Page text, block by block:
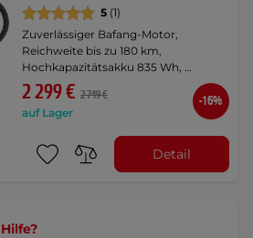
5 (1)
Zuverlässiger Bafang-Motor,
Reichweite bis zu 180 km,
Hochkapazitätsakku 835 Wh, …
2 299 € 2 749 €
auf Lager
-16%
Detail